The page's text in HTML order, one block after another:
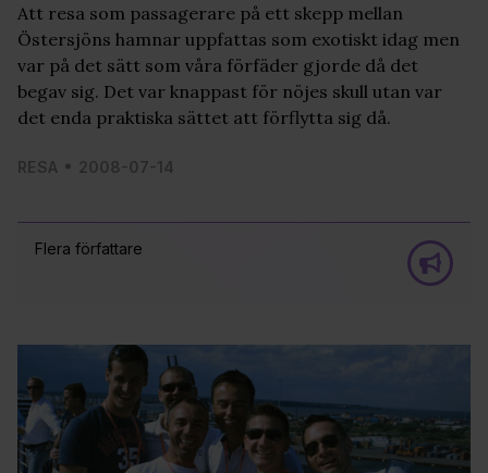
Flera författare
Att resa som passagerare på ett skepp mellan
Östersjöns hamnar uppfattas som exotiskt idag men
var på det sätt som våra förfäder gjorde då det
begav sig. Det var knappast för nöjes skull utan var
det enda praktiska sättet att förflytta sig då.
RESA 2008-07-14